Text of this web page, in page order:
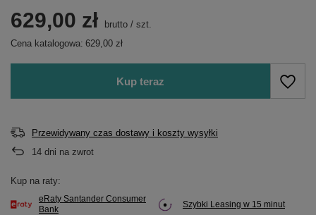
629,00 zł brutto / szt.
Cena katalogowa: 629,00 zł
Kup teraz
Przewidywany czas dostawy i koszty wysyłki
14 dni na zwrot
Kup na raty:
eRaty Santander Consumer
Bank
Szybki Leasing w 15 minut